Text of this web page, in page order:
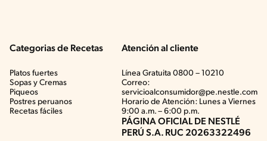
Categorias de Recetas
Platos fuertes
Sopas y Cremas
Piqueos
Postres peruanos
Recetas fáciles
Atención al cliente
Línea Gratuita 0800 – 10210
Correo:
servicioalconsumidor@pe.nestle.com
Horario de Atención: Lunes a Viernes
9:00 a.m. – 6:00 p.m.
PÁGINA OFICIAL DE NESTLÉ
PERÚ S.A. RUC 20263322496